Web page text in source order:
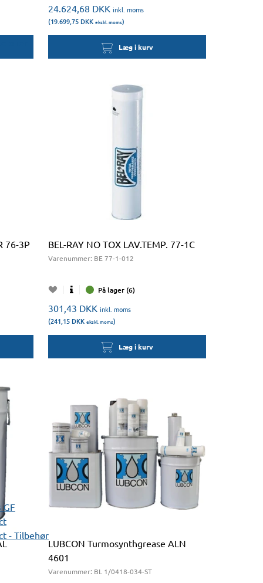
olier
GF
- Tilbehør
24.624,68 DKK inkl. moms
(19.699,75 DKK ekskl. moms)
Læg i kurv
76-3P BEL-RAY NO TOX LAV.TEMP. 77-1C
Varenummer: BE 77-1-012
På lager (6)
301,43 DKK inkl. moms
(241,15 DKK ekskl. moms)
Læg i kurv
LUBCON Turmosynthgrease ALN
4601
Varenummer: BL 1/0418-034-ST